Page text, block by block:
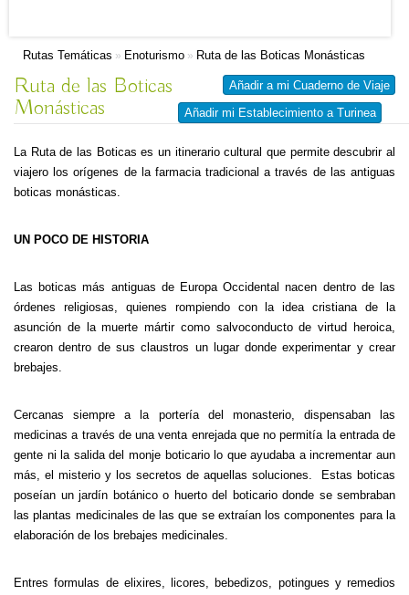
Rutas Temáticas » Enoturismo » Ruta de las Boticas Monásticas
Añadir a mi Cuaderno de Viaje
Añadir mi Establecimiento a Turinea
Ruta de las Boticas
Monásticas
La Ruta de las Boticas es un itinerario cultural que permite descubrir al
viajero los orígenes de la farmacia tradicional a través de las antiguas
boticas monásticas.
UN POCO DE HISTORIA
Las boticas más antiguas de Europa Occidental nacen dentro de las
órdenes religiosas, quienes rompiendo con la idea cristiana de la
asunción de la muerte mártir como salvoconducto de virtud heroica,
crearon dentro de sus claustros un lugar donde experimentar y crear
brebajes.
Cercanas siempre a la portería del monasterio, dispensaban las
medicinas a través de una venta enrejada que no permitía la entrada de
gente ni la salida del monje boticario lo que ayudaba a incrementar aun
más, el misterio y los secretos de aquellas soluciones. Estas boticas
poseían un jardín botánico o huerto del boticario donde se sembraban
las plantas medicinales de las que se extraían los componentes para la
elaboración de los brebajes medicinales.
Entres formulas de elixires, licores, bebedizos, potingues y remedios